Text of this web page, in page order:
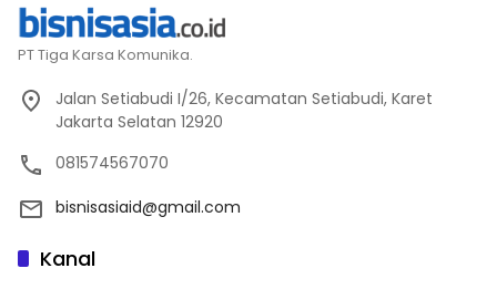
PT Tiga Karsa Komunika.
Jalan Setiabudi I/26, Kecamatan Setiabudi, Karet
Jakarta Selatan 12920
081574567070
bisnisasiaid@gmail.com
Kanal